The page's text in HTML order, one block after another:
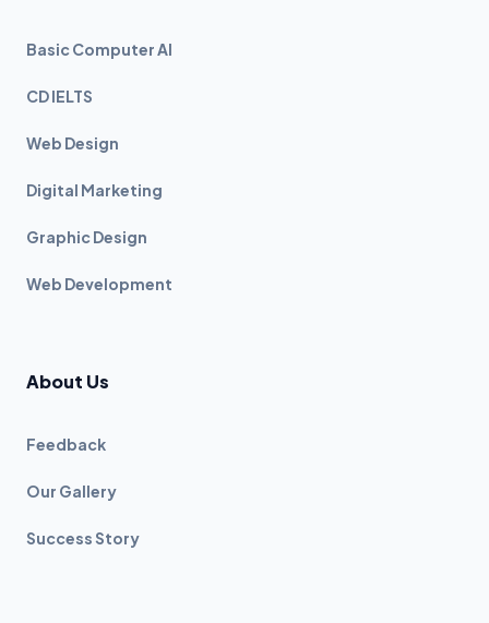
Basic Computer AI
CD IELTS
Web Design
Digital Marketing
Graphic Design
Web Development
About Us
Feedback
Our Gallery
Success Story